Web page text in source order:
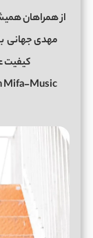
از همراهان
مهدی جهانی
کیفیت
Mifa-Music